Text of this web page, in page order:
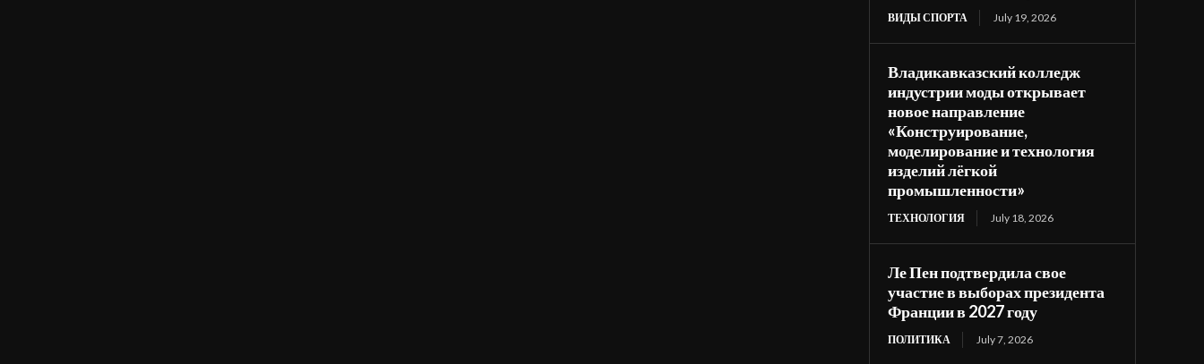
ВИДЫ СПОРТА July 19, 2026
Владикавказский колледж
индустрии моды открывает
новое направление
«Конструирование,
моделирование и технология
изделий лёгкой
промышленности»
ТЕХНОЛОГИЯ July 18, 2026
Ле Пен подтвердила свое
участие в выборах президента
Франции в 2027 году
ПОЛИТИКА July 7, 2026